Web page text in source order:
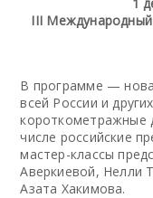
III Международный
В программе —
всей России и
короткометражные
числе российские
мастер-классы
Аверкиевой, Нелли
Азата Хакимова.